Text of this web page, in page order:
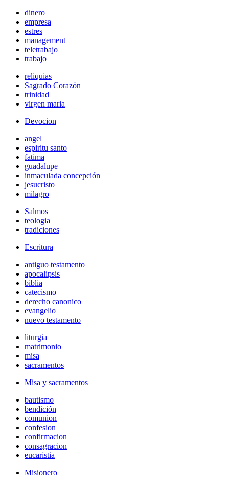
dinero
empresa
estres
management
teletrabajo
trabajo
reliquias
Sagrado Corazón
trinidad
virgen maria
Devocion
angel
espiritu santo
fatima
guadalupe
inmaculada concepción
jesucristo
milagro
Salmos
teologia
tradiciones
Escritura
antiguo testamento
apocalipsis
biblia
catecismo
derecho canonico
evangelio
nuevo testamento
liturgia
matrimonio
misa
sacramentos
Misa y sacramentos
bautismo
bendición
comunion
confesion
confirmacion
consagracion
eucaristia
Misionero